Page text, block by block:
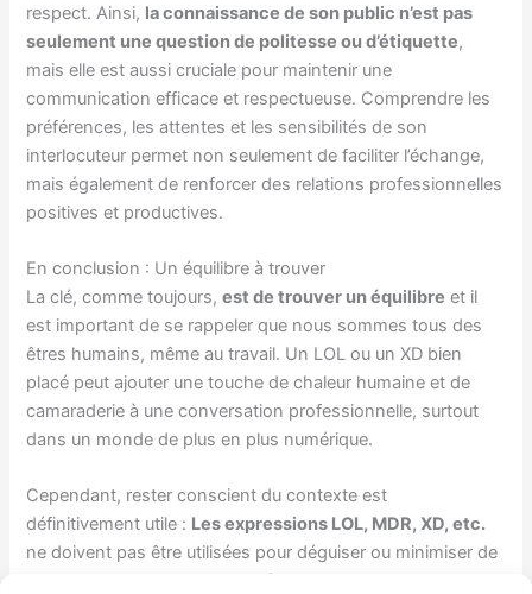
respect. Ainsi, la connaissance de son public n’est pas
seulement une question de politesse ou d’étiquette,
mais elle est aussi cruciale pour maintenir une
communication efficace et respectueuse. Comprendre les
préférences, les attentes et les sensibilités de son
interlocuteur permet non seulement de faciliter l’échange,
mais également de renforcer des relations professionnelles
positives et productives.
En conclusion : Un équilibre à trouver
La clé, comme toujours,est de trouver un équilibre et il
est important de se rappeler que nous sommes tous des
êtres humains, même au travail. Un LOL ou un XD bien
placé peut ajouter une touche de chaleur humaine et de
camaraderie à une conversation professionnelle, surtout
dans un monde de plus en plus numérique.
Cependant, rester conscient du contexte est
définitivement utile : Les expressions LOL, MDR, XD, etc.
ne doivent pas être utilisées pour déguiser ou minimiser de